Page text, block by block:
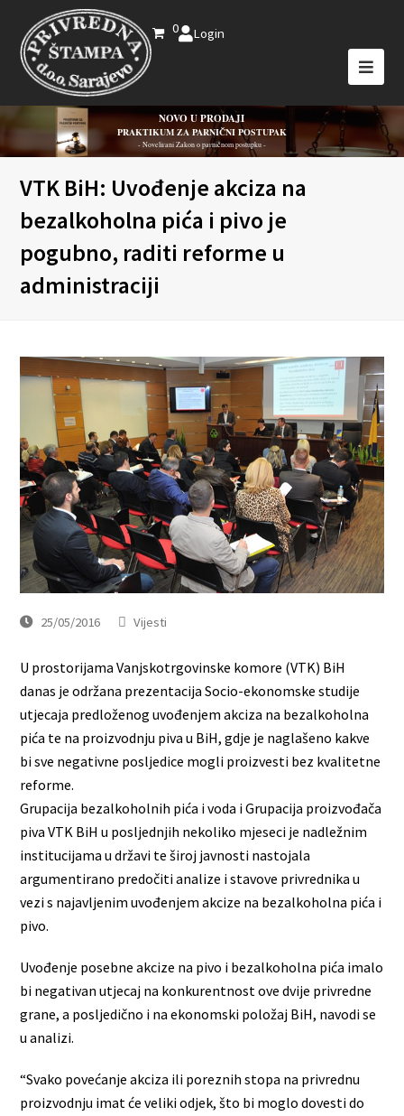
0 Login
NOVO U PRODAJI
PRAKTIKUM ZA PARNIČNI POSTUPAK
- Novelirani Zakon o parničnom postupku -
VTK BiH: Uvođenje akciza na
bezalkoholna pića i pivo je
pogubno, raditi reforme u
administraciji
25/05/2016 Vijesti
U prostorijama Vanjskotrgovinske komore (VTK) BiH
danas je održana prezentacija Socio-ekonomske studije
utjecaja predloženog uvođenjem akciza na bezalkoholna
pića te na proizvodnju piva u BiH, gdje je naglašeno kakve
bi sve negativne posljedice mogli proizvesti bez kvalitetne
reforme.
Grupacija bezalkoholnih pića i voda i Grupacija proizvođača
piva VTK BiH u posljednjih nekoliko mjeseci je nadležnim
institucijama u državi te široj javnosti nastojala
argumentirano predočiti analize i stavove privrednika u
vezi s najavljenim uvođenjem akcize na bezalkoholna pića i
pivo.
Uvođenje posebne akcize na pivo i bezalkoholna pića imalo
bi negativan utjecaj na konkurentnost ove dvije privredne
grane, a posljedično i na ekonomski položaj BiH, navodi se
u analizi.
“Svako povećanje akciza ili poreznih stopa na privrednu
proizvodnju imat će veliki odjek, što bi moglo dovesti do